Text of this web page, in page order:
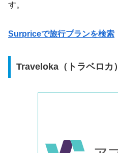
す。
Surpriceで旅行プランを検索
Traveloka（トラベロカ）